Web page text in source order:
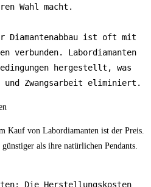
Wahl macht.
Diamantenabbau ist oft mit
verbunden. Labordiamanten
hergestellt, was
und Zwangsarbeit eliminiert.
Kauf von Labordiamanten ist der Preis.
als ihre natürlichen Pendants.
Die Herstellungskosten